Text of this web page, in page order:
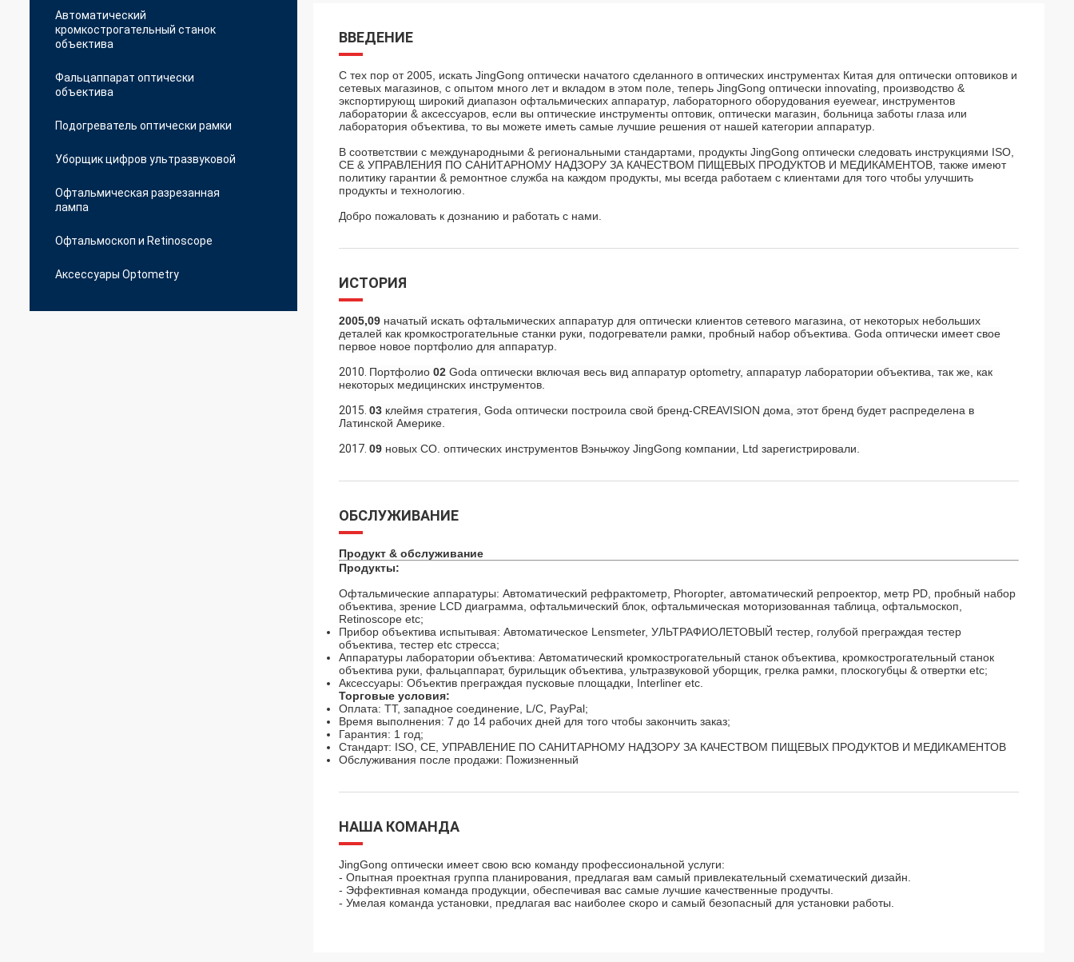
Автоматический
кромкострогательный станок
объектива
Фальцаппарат оптически
объектива
Подогреватель оптически рамки
Уборщик цифров ультразвуковой
Офтальмическая разрезанная
лампа
Офтальмоскоп и Retinoscope
Аксессуары Optometry
ВВЕДЕНИЕ
С тех пор от 2005, искать JingGong оптически начатого сделанного в оптических инструментах Китая для оптически оптовиков и
сетевых магазинов, с опытом много лет и вкладом в этом поле, теперь JingGong оптически innovating, производство &
экспортирующ широкий диапазон офтальмических аппаратур, лабораторного оборудования eyewear, инструментов
лаборатории & аксессуаров, если вы оптические инструменты оптовик, оптически магазин, больница заботы глаза или
лаборатория объектива, то вы можете иметь самые лучшие решения от нашей категории аппаратур.
В соответствии с международными & региональными стандартами, продукты JingGong оптически следовать инструкциями ISO,
CE & УПРАВЛЕНИЯ ПО САНИТАРНОМУ НАДЗОРУ ЗА КАЧЕСТВОМ ПИЩЕВЫХ ПРОДУКТОВ И МЕДИКАМЕНТОВ, также имеют
политику гарантии & ремонтное служба на каждом продукты, мы всегда работаем с клиентами для того чтобы улучшить
продукты и технологию.
Добро пожаловать к дознанию и работать с нами.
ИСТОРИЯ
2005,09 начатый искать офтальмических аппаратур для оптически клиентов сетевого магазина, от некоторых небольших
деталей как кромкострогательные станки руки, подогреватели рамки, пробный набор объектива. Goda оптически имеет свое
первое новое портфолио для аппаратур.
2010. Портфолио 02 Goda оптически включая весь вид аппаратур optometry, аппаратур лаборатории объектива, так же, как
некоторых медицинских инструментов.
2015. 03 клеймя стратегия, Goda оптически построила свой бренд-CREAVISION дома, этот бренд будет распределена в
Латинской Америке.
2017. 09 новых CO. оптических инструментов Вэньчжоу JingGong компании, Ltd зарегистрировали.
ОБСЛУЖИВАНИЕ
Продукт & обслуживание
Продукты:
Офтальмические аппаратуры: Автоматический рефрактометр, Phoropter, автоматический репроектор, метр PD, пробный набор
объектива, зрение LCD диаграмма, офтальмический блок, офтальмическая моторизованная таблица, офтальмоскоп,
Retinoscope etc;
Прибор объектива испытывая: Автоматическое Lensmeter, УЛЬТРАФИОЛЕТОВЫЙ тестер, голубой преграждая тестер
объектива, тестер etc стресса;
Аппаратуры лаборатории объектива: Автоматический кромкострогательный станок объектива, кромкострогательный станок
объектива руки, фальцаппарат, бурильщик объектива, ультразвуковой уборщик, грелка рамки, плоскогубцы & отвертки etc;
Аксессуары: Объектив преграждая пусковые площадки, Interliner etc.
Торговые условия:
Оплата: TT, западное соединение, L/C, PayPal;
Время выполнения: 7 до 14 рабочих дней для того чтобы закончить заказ;
Гарантия: 1 год;
Стандарт: ISO, CE, УПРАВЛЕНИЕ ПО САНИТАРНОМУ НАДЗОРУ ЗА КАЧЕСТВОМ ПИЩЕВЫХ ПРОДУКТОВ И МЕДИКАМЕНТОВ
Обслуживания после продажи: Пожизненный
НАША КОМАНДА
JingGong оптически имеет свою всю команду профессиональной услуги:
- Опытная проектная группа планирования, предлагая вам самый привлекательный схематический дизайн.
- Эффективная команда продукции, обеспечивая вас самые лучшие качественные продучты.
- Умелая команда установки, предлагая вас наиболее скоро и самый безопасный для установки работы.